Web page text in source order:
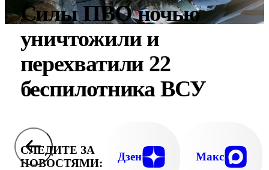
Силы ПВО ночью
уничтожили и
перехватили 22
беспилотника ВСУ
СЛЕДИТЕ ЗА
НОВОСТЯМИ:
Дзен Макс